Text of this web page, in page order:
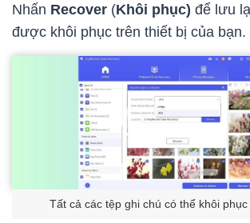
Nhấn Recover (Khôi phục) để lưu
được khôi phục trên thiết bị của bạn.
Tất cả các tệp ghi chú có thể khôi